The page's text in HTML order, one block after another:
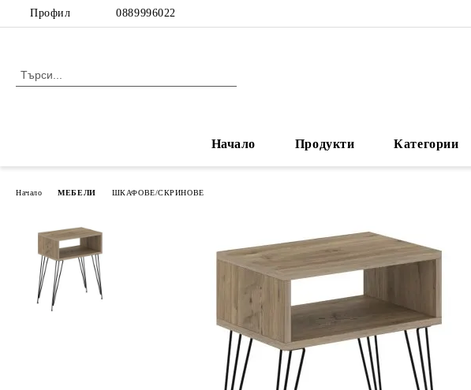
Профил 0889996022
Начало Продукти Категории
Начало МЕБЕЛИ ШКАФОВЕ/СКРИНОВЕ